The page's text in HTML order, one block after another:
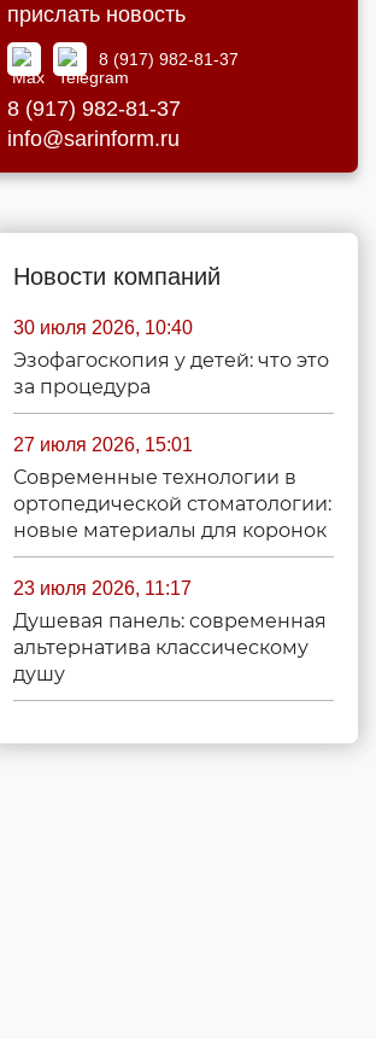
прислать новость
8 (917) 982-81-37
8 (917) 982-81-37
info@sarinform.ru
Новости компаний
30 июля 2026, 10:40
Эзофагоскопия у детей: что это
за процедура
27 июля 2026, 15:01
Современные технологии в
ортопедической стоматологии:
новые материалы для коронок
23 июля 2026, 11:17
Душевая панель: современная
альтернатива классическому
душу